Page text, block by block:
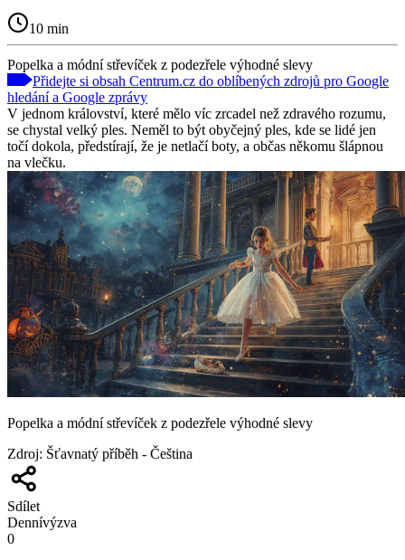
10 min
Popelka a módní střevíček z podezřele výhodné slevy
Přidejte si obsah Centrum.cz do oblíbených zdrojů pro Google
hledání a Google zprávy
V jednom království, které mělo víc zrcadel než zdravého rozumu,
se chystal velký ples. Neměl to být obyčejný ples, kde se lidé jen
točí dokola, předstírají, že je netlačí boty, a občas někomu šlápnou
na vlečku.
Popelka a módní střevíček z podezřele výhodné slevy
Zdroj: Šťavnatý příběh - Čeština
Sdílet
Dennívýzva
0